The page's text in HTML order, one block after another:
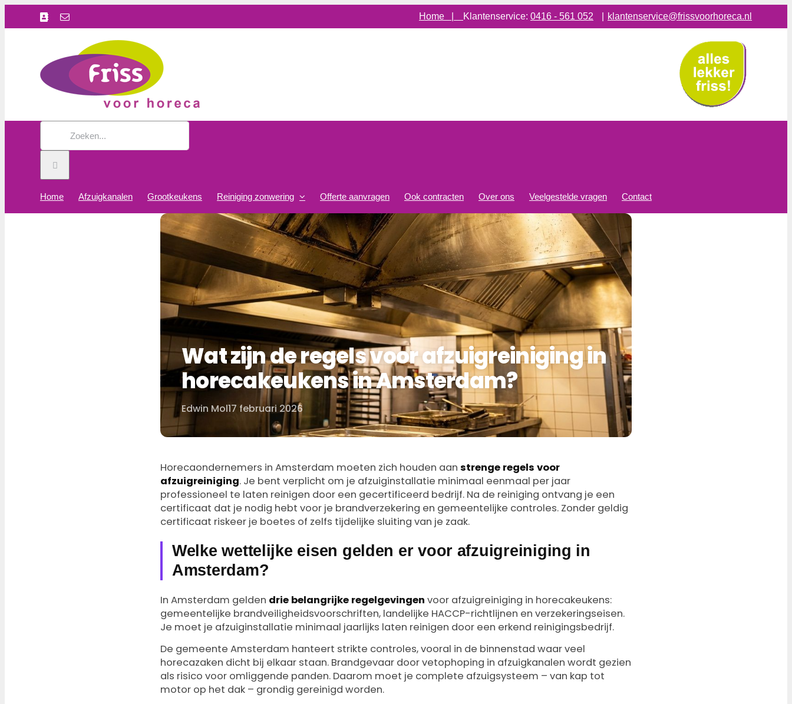
Facebook
E-
Home | Klantenservice: 0416 - 561 052 klantenservice@frissvoorhoreca.nl
Zoeken
Home Afzuigkanalen Grootkeukens Reiniging zonwering Offerte aanvragen Ook contracten Over ons Veelgestelde vragen Contact
Wat zijn de regels voor afzuigreiniging in
horecakeukens in Amsterdam?
Door
Edwin Mol17 februari 2026
Horecaondernemers in Amsterdam moeten zich houden aan strenge regels voor
afzuigreiniging. Je bent verplicht om je afzuiginstallatie minimaal eenmaal per jaar
professioneel te laten reinigen door een gecertificeerd bedrijf. Na de reiniging ontvang je een
certificaat dat je nodig hebt voor je brandverzekering en gemeentelijke controles. Zonder geldig
certificaat riskeer je boetes of zelfs tijdelijke sluiting van je zaak.
Welke wettelijke eisen gelden er voor afzuigreiniging in
Amsterdam?
In Amsterdam gelden drie belangrijke regelgevingen voor afzuigreiniging in horecakeukens:
gemeentelijke brandveiligheidsvoorschriften, landelijke HACCP-richtlijnen en verzekeringseisen.
Je moet je afzuiginstallatie minimaal jaarlijks laten reinigen door een erkend reinigingsbedrijf.
De gemeente Amsterdam hanteert strikte controles, vooral in de binnenstad waar veel
horecazaken dicht bij elkaar staan. Brandgevaar door vetophoping in afzuigkanalen wordt gezien
als risico voor omliggende panden. Daarom moet je complete afzuigsysteem – van kap tot
motor op het dak – grondig gereinigd worden.